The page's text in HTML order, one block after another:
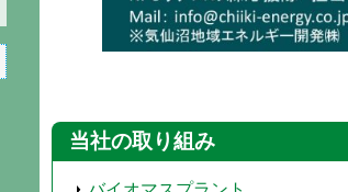
当社の取り組み